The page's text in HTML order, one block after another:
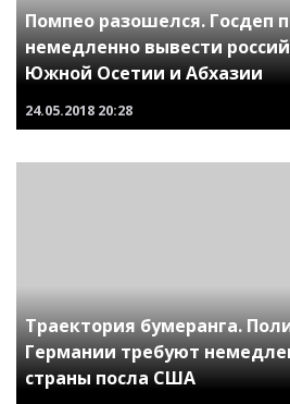
Помпео разошелся. Госдеп
немедленно вывести
Южной Осетии и Абхазии
24.05.2018 20:28
Траектория бумеранга.
Германии требуют
страны посла США